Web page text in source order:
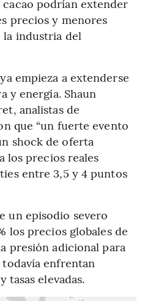
podrían extender
precios y menores
industria del
empieza a extenderse
y energía. Shaun
analistas de
que “un fuerte evento
shock de oferta
los precios reales
entre 3,5 y 4 puntos
un episodio severo
los precios globales de
presión adicional para
enfrentan
elevadas.